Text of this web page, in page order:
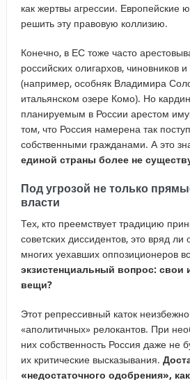
как жертвы агрессии. Европейские
решить эту правовую коллизию.
Конечно, в ЕС тоже часто
российских олигархов, чиновников
(например, особняк Владимира
итальянском озере Комо). Но
планируемым в России арестом
том, что Россия намерена так
собственными гражданами. А это
единой страны более не
Под угрозой не только
власти
Тех, кто преемствует традицию
советских диссидентов, это вряд ли
многих уехавших оппозиционеров
экзистенциальный вопрос: свои
вещи?
Этот репрессивный каток
«аполитичных» релокантов. При
них собственность Россия даже не
их критические высказывания.
«недостаточного одобрения»,